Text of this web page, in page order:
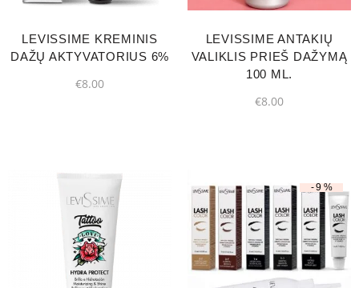
LEVISSIME KREMINIS
DAŽŲ AKTYVATORIUS 6%
€8.00
LEVISSIME ANTAKIŲ
VALIKLIS PRIEŠ DAŽYMĄ
100 ML.
€8.00
-9%